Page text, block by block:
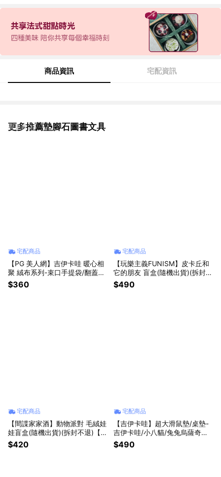
商品資訊 宅配資訊
更多推薦墊腳石圖書文具
看更多
宅配商品
【PG 美人網】吉伊卡哇 暖心相
聚 絨布系列-束口手提袋/翻蓋斜
背包/筆電包【墊腳石】
$360
宅配商品
【玩樂主義FUNISM】皮卡丘和
它的朋友 盲盒(隨機出貨)(拆封不
退)【墊腳石】精靈寶可夢
$490
宅配商品
【間諜家家酒】動物派對 毛絨娃
娃盲盒(隨機出貨)(拆封不退)【墊
腳石】盒玩 玩偶 擺飾
$420
宅配商品
【吉伊卡哇】超大滑鼠墊/桌墊-
吉伊卡哇/小八貓/兔兔烏薩奇
【墊腳石】可愛療癒系列 辦公居
家布置 出貨時間約3~14日工作
$490